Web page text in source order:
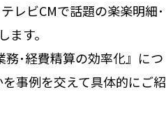
レビCMで話題の楽楽明細･
す。
･経費精算の効率化』につ
事例を交えて具体的にご紹